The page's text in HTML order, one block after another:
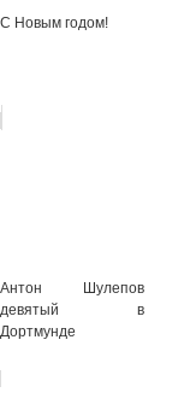
С Новым годом!
Антон Шулепов
девятый в
Дортмунде